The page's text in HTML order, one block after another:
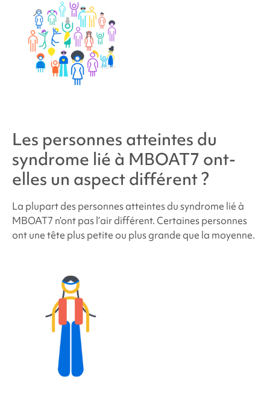
Les personnes atteintes du
syndrome lié à MBOAT7 ont-
elles un aspect différent ?
La plupart des personnes atteintes dusyndrome lié à
MBOAT7 n’ont pas l’air différent. Certaines personnes
ont une tête plus petite ou plus grande que la moyenne.